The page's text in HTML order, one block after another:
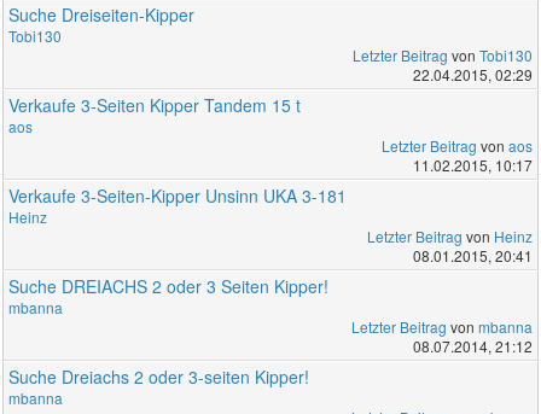
Suche Dreiseiten-Kipper
Tobi130
Letzter Beitrag von Tobi130
22.04.2015, 02:29
Verkaufe 3-Seiten Kipper Tandem 15 t
aos
Letzter Beitrag von aos
11.02.2015, 10:17
Verkaufe 3-Seiten-Kipper Unsinn UKA 3-181
Heinz
Letzter Beitrag von Heinz
08.01.2015, 20:41
Suche DREIACHS 2 oder 3 Seiten Kipper!
mbanna
Letzter Beitrag von mbanna
08.07.2014, 21:12
Suche Dreiachs 2 oder 3-seiten Kipper!
mbanna